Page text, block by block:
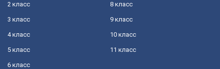
2 класс
3 класс
4 класс
5 класс
6 класс
8 класс
9 класс
10 класс
11 класс